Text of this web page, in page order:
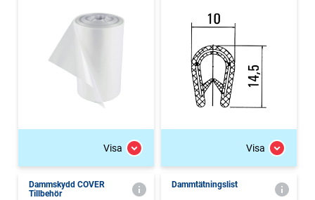
Visa Visa
Dammskydd COVER
Tillbehör
Dammtätningslist